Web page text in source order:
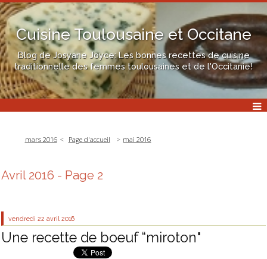
Cuisine Toulousaine et Occitane
Blog de Josyane Joyce: Les bonnes recettes de cuisine
traditionnelle des femmes toulousaines et de l'Occitanie!
mars 2016 Page d'accueil mai 2016
Avril 2016 - Page 2
vendredi 22 avril 2016
Une recette de boeuf “miroton"